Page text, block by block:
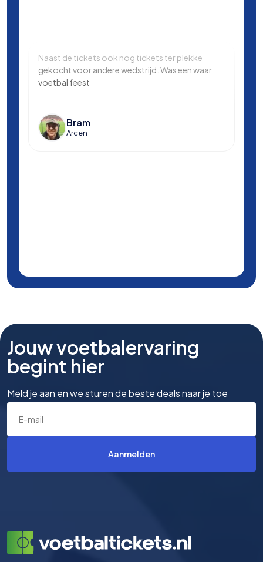
Naast de tickets ook nog tickets ter plekke
gekocht voor andere wedstrijd. Was een waar
voetbal feest
Bram
Arcen
Jouw voetbalervaring
begint hier
Meld je aan en we sturen de beste deals naar je toe
Aanmelden